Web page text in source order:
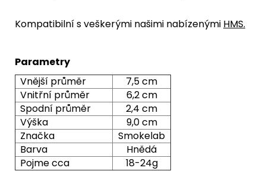
Kompatibilní s veškerými našimi nabízenými HMS.
Parametry
Vnější průměr
7,5 cm
Vnitřní průměr
6,2 cm
Spodní průměr
2,4 cm
Výška
9,0 cm
Značka
Smokelab
Barva
Hnědá
Pojme cca
18-24g